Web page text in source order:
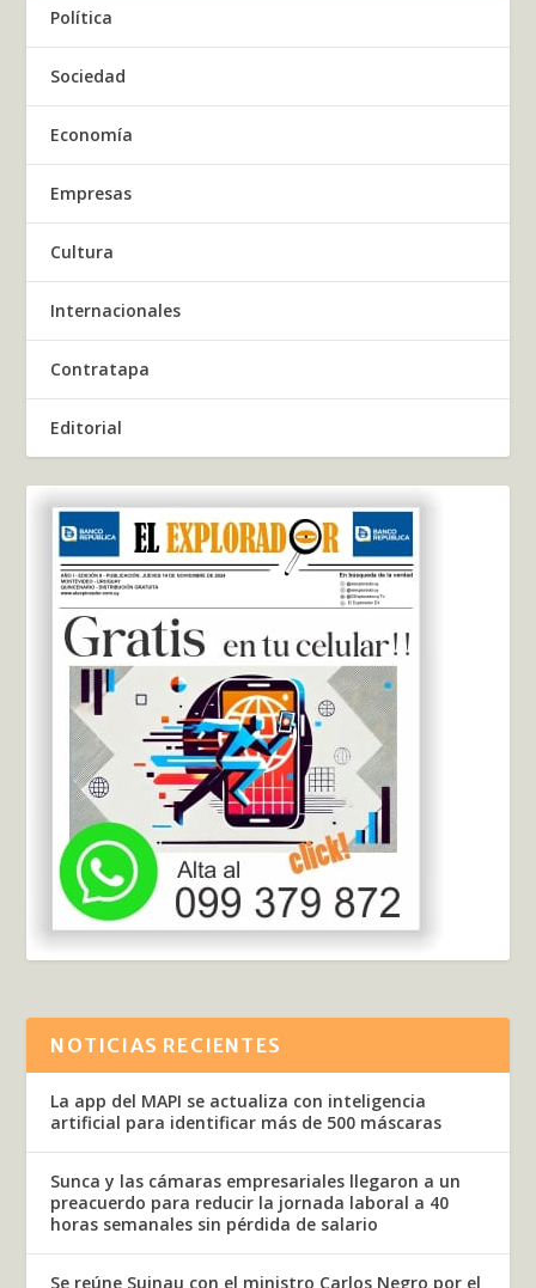
Política
Sociedad
Economía
Empresas
Cultura
Internacionales
Contratapa
Editorial
NOTICIAS RECIENTES
La app del MAPI se actualiza con inteligencia
artificial para identificar más de 500 máscaras
Sunca y las cámaras empresariales llegaron a un
preacuerdo para reducir la jornada laboral a 40
horas semanales sin pérdida de salario
Se reúne Suinau con el ministro Carlos Negro por el